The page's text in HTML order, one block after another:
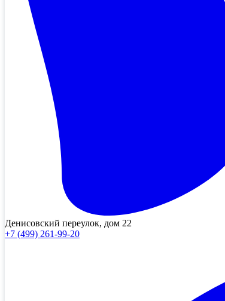
Денисовский переулок, дом 22
+7 (499) 261-99-20